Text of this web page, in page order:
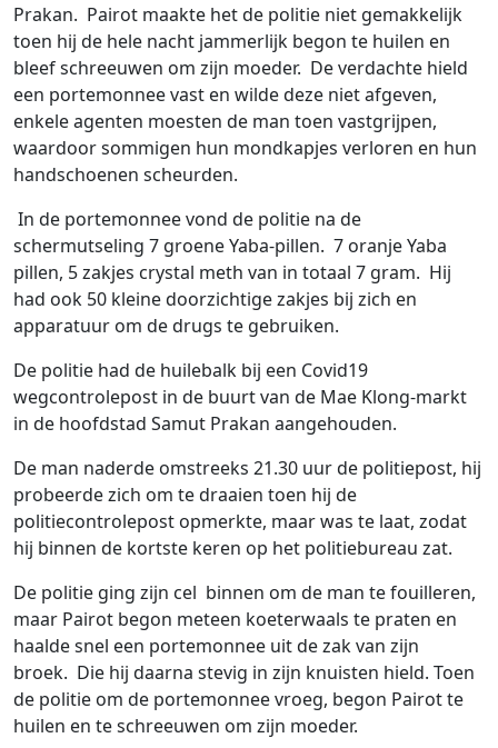
Prakan. Pairot maakte het de politie niet gemakkelijk
toen hij de hele nacht jammerlijk begon te huilen en
bleef schreeuwen om zijn moeder. De verdachte hield
een portemonnee vast en wilde deze niet afgeven,
enkele agenten moesten de man toen vastgrijpen,
waardoor sommigen hun mondkapjes verloren en hun
handschoenen scheurden.
In de portemonnee vond de politie na de
schermutseling 7 groene Yaba-pillen. 7 oranje Yaba
pillen, 5 zakjes crystal meth van in totaal 7 gram. Hij
had ook 50 kleine doorzichtige zakjes bij zich en
apparatuur om de drugs te gebruiken.
De politie had de huilebalk bij een Covid19
wegcontrolepost in de buurt van de Mae Klong-markt
in de hoofdstad Samut Prakan aangehouden.
De man naderde omstreeks 21.30 uur de politiepost, hij
probeerde zich om te draaien toen hij de
politiecontrolepost opmerkte, maar was te laat, zodat
hij binnen de kortste keren op het politiebureau zat.
De politie ging zijn cel binnen om de man te fouilleren,
maar Pairot begon meteen koeterwaals te praten en
haalde snel een portemonnee uit de zak van zijn
broek. Die hij daarna stevig in zijn knuisten hield. Toen
de politie om de portemonnee vroeg, begon Pairot te
huilen en te schreeuwen om zijn moeder.